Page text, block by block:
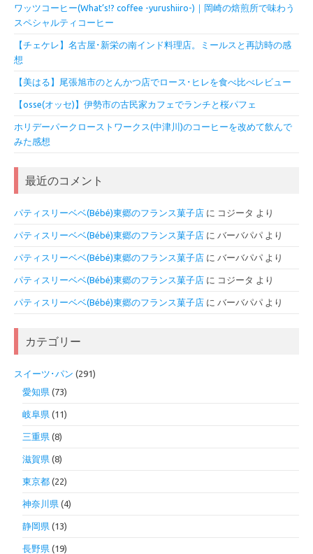
ワッツコーヒー(What’s!? coffee -yurushiiro-)｜岡崎の焙煎所で味わう
スペシャルティコーヒー
【チェケレ】名古屋･新栄の南インド料理店。ミールスと再訪時の感
想
【美はる】尾張旭市のとんかつ店でロース･ヒレを食べ比べレビュー
【osse(オッセ)】伊勢市の古民家カフェでランチと桜パフェ
ホリデーパークローストワークス(中津川)のコーヒーを改めて飲んで
みた感想
最近のコメント
パティスリーベベ(Bébé)東郷のフランス菓子店 に コジータ より
パティスリーベベ(Bébé)東郷のフランス菓子店 に バーバパパ より
パティスリーベベ(Bébé)東郷のフランス菓子店 に バーバパパ より
パティスリーベベ(Bébé)東郷のフランス菓子店 に コジータ より
パティスリーベベ(Bébé)東郷のフランス菓子店 に バーバパパ より
カテゴリー
スイーツ･パン (291)
愛知県 (73)
岐阜県 (11)
三重県 (8)
滋賀県 (8)
東京都 (22)
神奈川県 (4)
静岡県 (13)
長野県 (19)